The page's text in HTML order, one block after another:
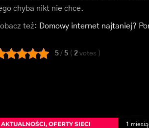
chyba nikt nie chce.
też: Domowy internet najtaniej?
5 / 5 ( 2 votes )
AKTUALNOŚCI, OFERTY SIECI
1